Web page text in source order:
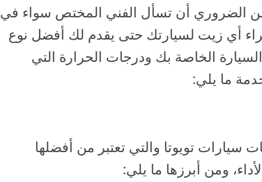
الضروري أن تسأل الفني المختص سواء في
أي زيت لسيارتك حتى يقدم لك أفضل نوع
الخاصة بك ودرجات الحرارة التي
ما يلي:
تويوتا والتي تعتبر من أفضلها
ومن أبرزها ما يلي: